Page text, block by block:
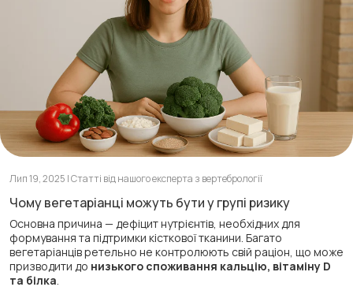
Лип 19, 2025 | Статті від нашого експерта з вертебрології
Чому вегетаріанці можуть бути у групі ризику
Основна причина — дефіцит нутрієнтів, необхідних для
формування та підтримки кісткової тканини. Багато
вегетаріанців ретельно не контролюють свій раціон, що може
призводити до низького споживання кальцію, вітаміну D
та білка